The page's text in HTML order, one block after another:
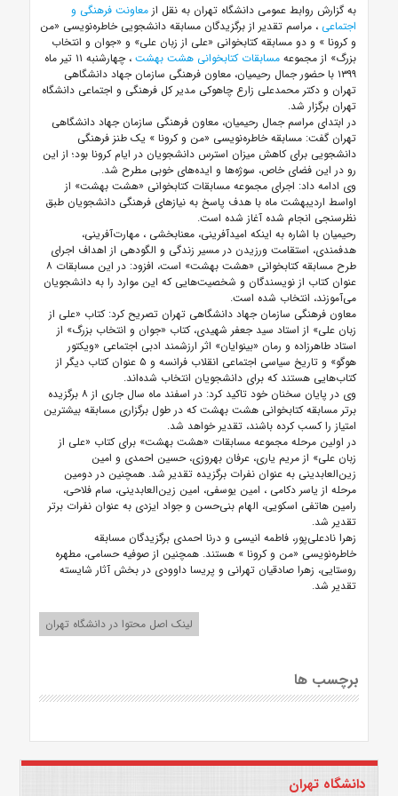
به گزارش روابط عمومی دانشگاه تهران به نقل از معاونت فرهنگی و
اجتماعی ، مراسم تقدیر از برگزیدگان مسابقه دانشجویی خاطره‌نویسی «من
وکرونا » و دو مسابقه کتابخوانی «علی از زبان علی» و «جوان و انتخاب
بزرگ» از مجموعه مسابقات کتابخوانی هشت بهشت
، چهارشنبه ۱۱ تیر ماه
۱۳۹۹ با حضور جمال رحیمیان، معاون فرهنگی سازمان جهاد دانشگاهی
تهران و دکتر محمدعلی زارعچاهوکی مدیر کل فرهنگی و اجتماعی دانشگاه
تهران برگزار شد.
در ابتدای مراسم جمال رحیمیان، معاون فرهنگی سازمان جهاد دانشگاهی
تهران گفت: مسابقه خاطره‌نویسی «من وکرونا » یک طنز فرهنگی
دانشجویی برای کاهش میزان استرس دانشجویان در ایامکرونا بود؛ از این
رو در این فضای خاص، سوژه‌ها و ایده‌های خوبی مطرح شد.
وی ادامه داد: اجرای مجموعه مسابقات کتابخوانی «هشت بهشت» از
اواسط اردیبهشت ماه با هدف پاسخ به نیازهای فرهنگی دانشجویان طبق
نظرسنجی انجام شده آغاز شده است.
رحیمیان با اشاره به اینکه امیدآفرینی، معنابخشی ، مهارت‌آفرینی،
هدفمندی، استقامت ورزیدن در مسیر زندگی و الگودهی از اهداف اجرای
طرح مسابقه کتابخوانی «هشت بهشت» است، افزود: در این مسابقات ۸
عنوان کتاب از نویسندگان و شخصیت‌هایی که این موارد را به دانشجویان
می‌آموزند، انتخاب شده است.
معاون فرهنگی سازمان جهاد دانشگاهی تهران تصریح کرد: کتاب «علی از
زبان علی» از استاد سید جعفر شهیدی، کتاب «جوان و انتخاب بزرگ» از
استاد طاهرزاده و رمان «بینوایان» اثر ارزشمند ادبی اجتماعی «ویکتور
هوگو» و تاریخ سیاسی اجتماعی انقلاب فرانسه و ۵ عنوان کتاب دیگر از
کتاب‌هایی هستند که برای دانشجویان انتخاب شده‌اند.
وی در پایان سخنان خود تاکید کرد: در اسفند ماه سال جاری از ۸ برگزیده
برتر مسابقه کتابخوانی هشت بهشت که در طول برگزاری مسابقه بیشترین
امتیاز را کسب کرده باشند، تقدیر خواهد شد.
در اولین مرحله مجموعه مسابقات «هشت بهشت» برای کتاب «علی از
زبان علی» از مریم یاری، عرفان بهروزی، حسین احمدی و امین
زین‌العابدینی به عنوان نفرات برگزیده تقدیر شد. همچنین در دومین
مرحله از یاسر دکامی ، امین یوسفی، امین زین‌العابدینی، سام فلاحی،
رامین هاتفی اسکویی، الهام بنی‌حسن و جواد ایزدی به عنوان نفرات برتر
تقدیر شد.
زهرا نادعلی‌پور، فاطمه انیسی و درنا احمدی برگزیدگان مسابقه
خاطره‌نویسی «من وکرونا » هستند. همچنین از صوفیه حسامی، مطهره
روستایی، زهرا صادقیان تهرانی و پریسا داوودی در بخش آثار شایسته
تقدیر شد.
لینک اصل محتوا در دانشگاه تهران
برچسب ها
دانشگاه تهران